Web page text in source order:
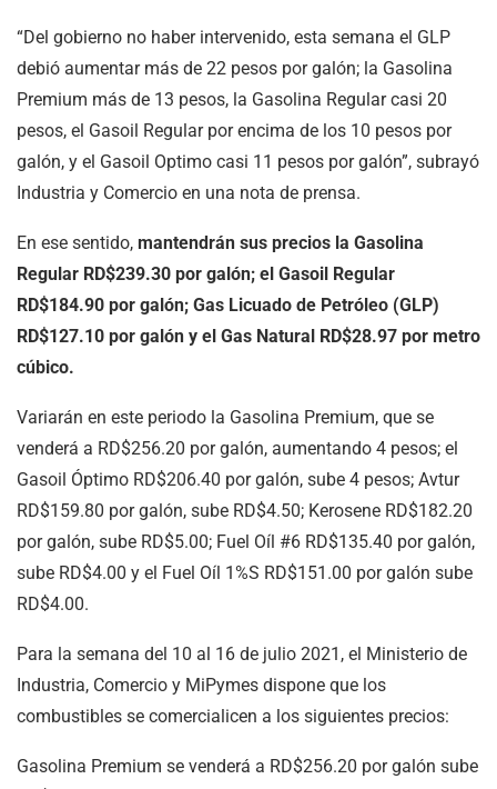
“Del gobierno no haber intervenido, esta semana el GLP
debió aumentar más de 22 pesos por galón; la Gasolina
Premium más de 13 pesos, la Gasolina Regular casi 20
pesos, el Gasoil Regular por encima de los 10 pesos por
galón, y el Gasoil Optimo casi 11 pesos por galón”, subrayó
Industria y Comercio en una nota de prensa.
En ese sentido, mantendrán sus precios la Gasolina
Regular RD$239.30 por galón; el Gasoil Regular
RD$184.90 por galón; Gas Licuado de Petróleo (GLP)
RD$127.10 por galón y el Gas Natural RD$28.97 por metro
cúbico.
Variarán en este periodo la Gasolina Premium, que se
venderá a RD$256.20 por galón, aumentando 4 pesos; el
Gasoil Óptimo RD$206.40 por galón, sube 4 pesos; Avtur
RD$159.80 por galón, sube RD$4.50; Kerosene RD$182.20
por galón, sube RD$5.00; Fuel Oíl #6 RD$135.40 por galón,
sube RD$4.00 y el Fuel Oíl 1%S RD$151.00 por galón sube
RD$4.00.
Para la semana del 10 al 16 de julio 2021, el Ministerio de
Industria, Comercio y MiPymes dispone que los
combustibles se comercialicen a los siguientes precios:
Gasolina Premium se venderá a RD$256.20 por galón sube